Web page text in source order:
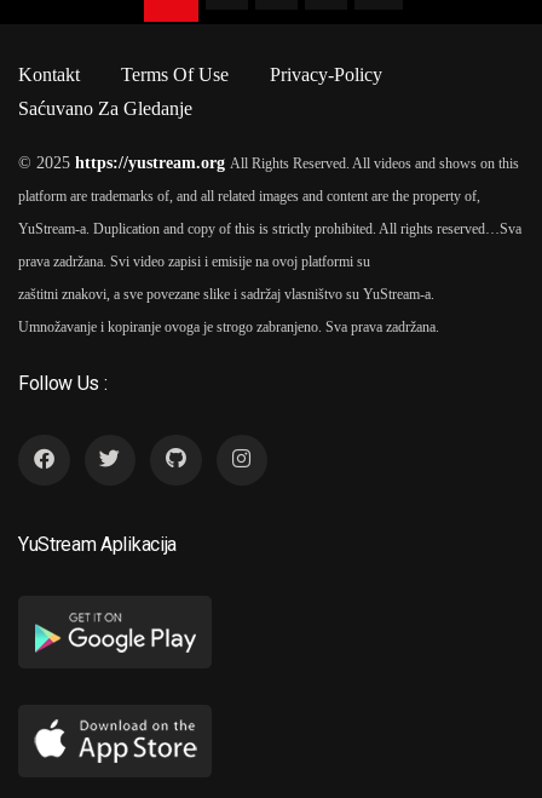
Kontakt Terms Of Use
Privacy-Policy
Saćuvano Za Gledanje
© 2025 https://yustream.org All Rights Reserved. All videos and shows on this
platform are trademarks of, and all related images and content are the property of,
YuStream-a. Duplication and copy of this is strictly prohibited. All rights reserved… Sva
prava zadržana. Svi video zapisi i emisije na ovoj platformi su
zaštitni znakovi, a sve povezane slike i sadržaj vlasništvo su YuStream-a.
Umnožavanje i kopiranje ovoga je strogo zabranjeno. Sva prava zadržana.
Follow Us :
YuStream Aplikacija